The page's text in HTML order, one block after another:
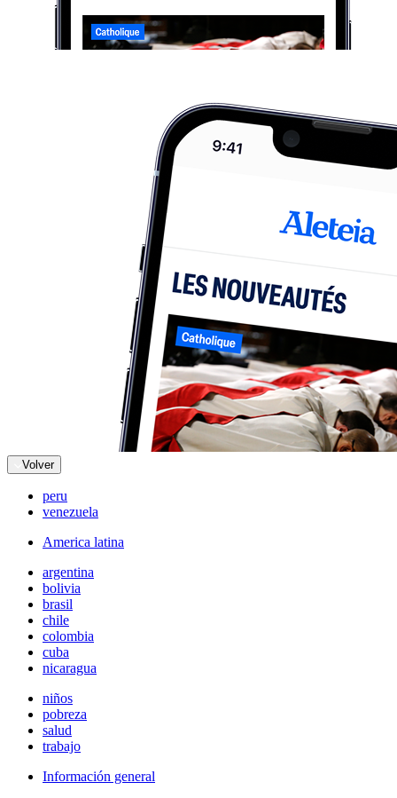
Volver
peru
venezuela
America latina
argentina
bolivia
brasil
chile
colombia
cuba
nicaragua
niños
pobreza
salud
trabajo
Información general